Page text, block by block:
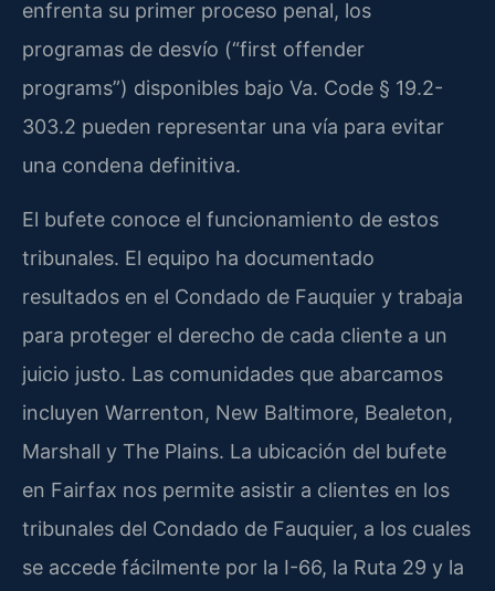
enfrenta su primer proceso penal, los
programas de desvío (“first offender
programs”) disponibles bajo Va. Code § 19.2-
303.2 pueden representar una vía para evitar
una condena definitiva.
El bufete conoce el funcionamiento de estos
tribunales. El equipo ha documentado
resultados en el Condado de Fauquier y trabaja
para proteger el derecho de cada cliente a un
juicio justo. Las comunidades que abarcamos
incluyen Warrenton, New Baltimore, Bealeton,
Marshall y The Plains. La ubicación del bufete
en Fairfax nos permite asistir a clientes en los
tribunales del Condado de Fauquier, a los cuales
se accede fácilmente por la I-66, la Ruta 29 y la